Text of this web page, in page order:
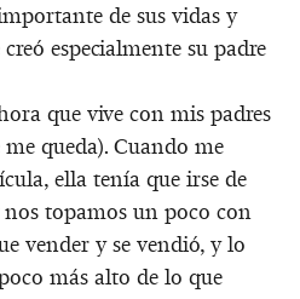
de sus vidas y
especialmente su padre
que vive con mis padres
queda). Cuando me
ella tenía que irse de
nos topamos un poco con
vender y se vendió, y lo
más alto de lo que